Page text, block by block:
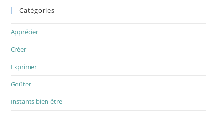
Catégories
Apprécier
Créer
Exprimer
Goûter
Instants bien-être